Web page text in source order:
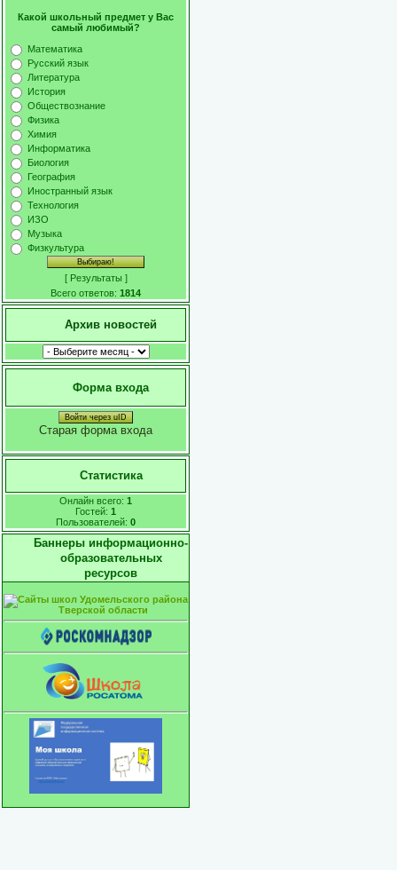
Какой школьный предмет у Вас
самый любимый?
Математика
Русский язык
Литература
История
Обществознание
Физика
Химия
Информатика
Биология
География
Иностранный язык
Технология
ИЗО
Музыка
Физкультура
[ Результаты ]
Всего ответов: 1814
Архив новостей
Форма входа
Войти через uID
Старая форма входа
Статистика
Онлайн всего: 1
Гостей: 1
Пользователей: 0
Баннеры информационно-
образовательных
ресурсов